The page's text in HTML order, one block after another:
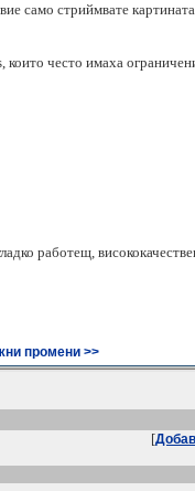
само стриймвате
често имаха
работещ,
промени >>
[